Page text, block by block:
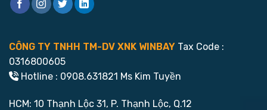
CÔNG TY TNHH TM-DV XNK WINBAY Tax Code :
0316800605
Hotline : 0908.631821 Ms Kim Tuyền
HCM: 10 Thạnh Lộc 31, P. Thạnh Lộc, Q.12